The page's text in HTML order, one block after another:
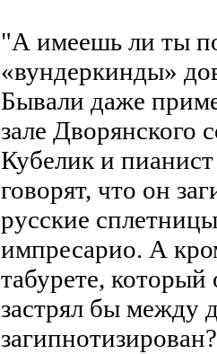
"А имеешь ли ты
«вундеркинды»
Бывали даже
зале Дворянского
Кубелик и
говорят, что он
русские
импресарио. А
табурете, который
застрял бы между